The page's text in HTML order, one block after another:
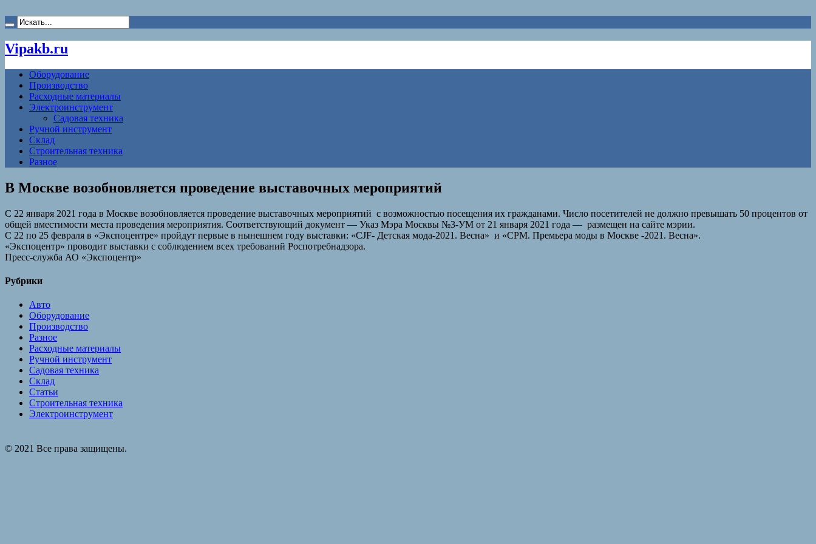
Vipakb.ru
Оборудование
Производство
Расходные материалы
Электроинструмент
Садовая техника
Ручной инструмент
Склад
Строительная техника
Разное
В Москве возобновляется проведение выставочных мероприятий
С 22 января 2021 года в Москве возобновляется проведение выставочных мероприятий с возможностью посещения их гражданами. Число посетителей не должно превышать 50 процентов от
общей вместимости места проведения мероприятия. Соответствующий документ — Указ Мэра Москвы №3-УМ от 21 января 2021 года — размещен на сайте мэрии.
С 22 по 25 февраля в «Экспоцентре» пройдут первые в нынешнем году выставки: «CJF- Детская мода-2021. Весна» и «CPM. Премьера моды в Москве -2021. Весна».
«Экспоцентр» проводит выставки с соблюдением всех требований Роспотребнадзора.
Пресс-служба АО «Экспоцентр»
Рубрики
Авто
Оборудование
Производство
Разное
Расходные материалы
Ручной инструмент
Садовая техника
Склад
Статьи
Строительная техника
Электроинструмент
© 2021 Все права защищены.